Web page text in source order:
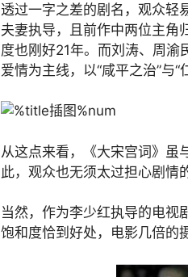
透过一字之差的剧名，观众轻
夫妻执导，且前作中两位主角
度也刚好21年。而刘涛、周渝
爱情为主线，以“咸平之治”与
从这点来看，《大宋宫词》虽
此，观众也无须太过担心剧情
当然，作为李少红执导的电视
饱和度恰到好处，电影几倍的